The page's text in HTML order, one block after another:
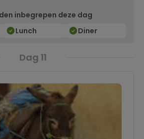
uit het dorp zijn vaak heel
is heel leuk om ze een
inbegrepen deze dag
Lunch Diner
Dag 11